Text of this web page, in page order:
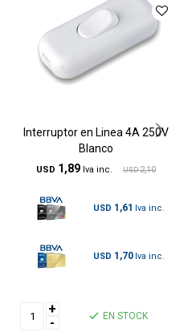
Interruptor en Linea 4A 250V
Blanco
USD 1,89 USD 2,10
USD 1,61
USD 1,70
+
-
EN STOCK